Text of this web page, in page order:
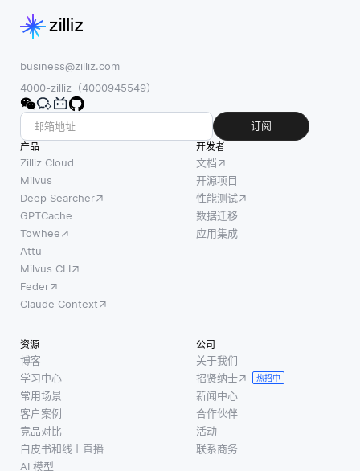
business@zilliz.com
4000-zilliz（4000945549）
订阅
产品
Zilliz Cloud
Milvus
Deep Searcher
GPTCache
Towhee
Attu
Milvus CLI
Feder
Claude Context
开发者
文档
开源项目
性能测试
数据迁移
应用集成
资源
博客
学习中心
常用场景
客户案例
竞品对比
白皮书和线上直播
AI 模型
公司
关于我们
招贤纳士
热招中
新闻中心
合作伙伴
活动
联系商务